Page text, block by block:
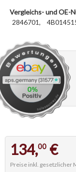
Vergleichs- und OE-
2846701,
134,00 €
Preise inkl. gesetzlicher